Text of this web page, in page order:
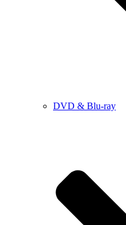
DVD & Blu-ray